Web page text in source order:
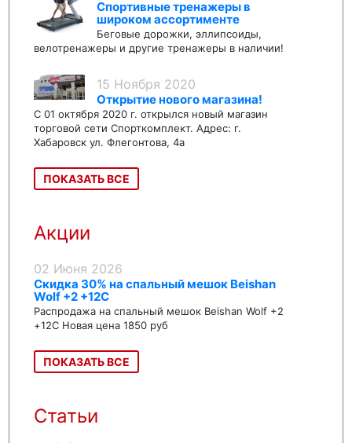
Спортивные тренажеры в
широком ассортименте
Беговые дорожки, эллипсоиды,
велотренажеры и другие тренажеры в наличии!
15 Ноября 2020
Открытие нового магазина!
С 01 октября 2020 г. открылся новый магазин
торговой сети Спорткомплект. Адрес: г.
Хабаровск ул. Флегонтова, 4а
ПОКАЗАТЬ ВСЕ
Акции
02 Июня 2026
Скидка 30% на спальный мешок Beishan
Wolf +2 +12C
Распродажа на спальный мешок Beishan Wolf +2
+12C Новая цена 1850 руб
ПОКАЗАТЬ ВСЕ
Статьи